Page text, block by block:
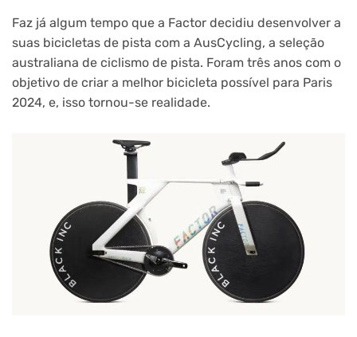
Faz já algum tempo que a Factor decidiu desenvolver a
suas bicicletas de pista com a AusCycling, a seleção
australiana de ciclismo de pista. Foram três anos com o
objetivo de criar a melhor bicicleta possível para Paris
2024, e, isso tornou-se realidade.